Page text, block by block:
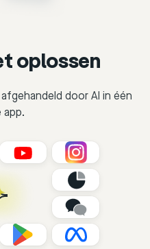
oplossen
door AI in één
app.